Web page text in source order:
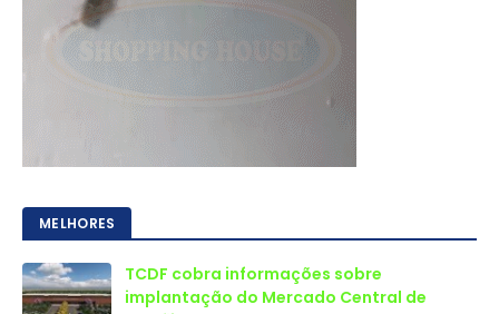
MELHORES
TCDF cobra informações sobre
implantação do Mercado Central de